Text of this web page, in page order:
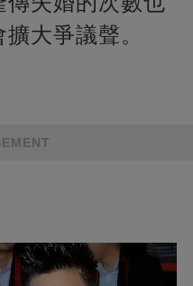
大爭議聲。